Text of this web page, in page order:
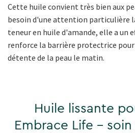
Cette huile convient très bien aux
besoin d'une attention particulière
teneur en huile d'amande, elle a
renforce la barrière protectrice pour
détente de la peau le matin.
Huile lissante
Embrace Life -